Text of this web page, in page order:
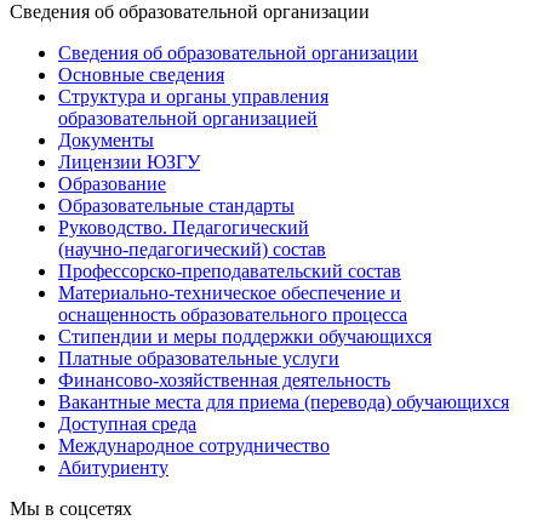
Сведения об образовательной организации
Сведения об образовательной организации
Основные сведения
Структура и органы управления
образовательной организацией
Документы
Лицензии ЮЗГУ
Образование
Образовательные стандарты
Руководство. Педагогический
(научно-педагогический) состав
Профессорско-преподавательский состав
Материально-техническое обеспечение и
оснащенность образовательного процесса
Стипендии и меры поддержки обучающихся
Платные образовательные услуги
Финансово-хозяйственная деятельность
Вакантные места для приема (перевода) обучающихся
Доступная среда
Международное сотрудничество
Абитуриенту
Мы в соцсетях